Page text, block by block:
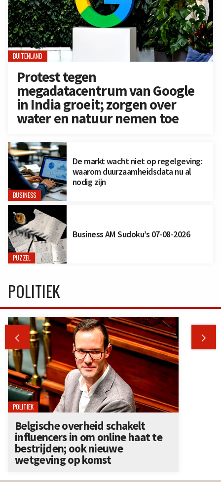
BUITENLAND
Protest tegen
megadatacentrum van Google
in India groeit; zorgen over
water en natuur nemen toe
BUSINESS
De markt wacht niet op regelgeving:
waarom duurzaamheidsdata nu al
nodig zijn
PUZZEL
Business AM Sudoku’s 07-08-2026
POLITIEK
 
POLITIEK
Belgische overheid schakelt
influencers in om online haat te
bestrijden; ook nieuwe
wetgeving op komst